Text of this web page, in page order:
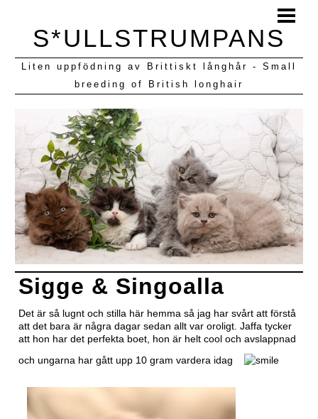
BLOGG
KULLAR VI HAFT
S*ULLSTRUMPANS
Liten uppfödning av Brittiskt långhår - Small
breeding of British longhair
Sigge & Singoalla
Det är så lugnt och stilla här hemma så jag har svårt att förstå
att det bara är några dagar sedan allt var oroligt. Jaffa tycker
att hon har det perfekta boet, hon är helt cool och avslappnad
och ungarna har gått upp 10 gram vardera idag